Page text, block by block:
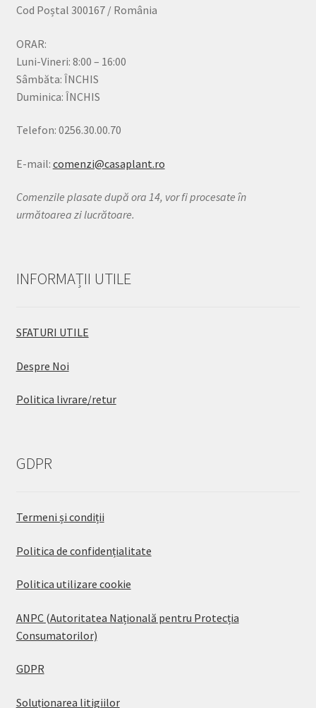
Cod Poștal 300167 / România
ORAR:
Luni-Vineri: 8:00 – 16:00
Sâmbăta: ÎNCHIS
Duminica: ÎNCHIS
Telefon: 0256.30.00.70
E-mail: comenzi@casaplant.ro
Comenzile plasate după ora 14, vor fi procesate în
următoarea zi lucrătoare.
INFORMAȚII UTILE
SFATURI UTILE
Despre Noi
Politica livrare/retur
GDPR
Termeni și condiții
Politica de confidențialitate
Politica utilizare cookie
ANPC (Autoritatea Națională pentru Protecția
Consumatorilor)
GDPR
Soluționarea litigiilor